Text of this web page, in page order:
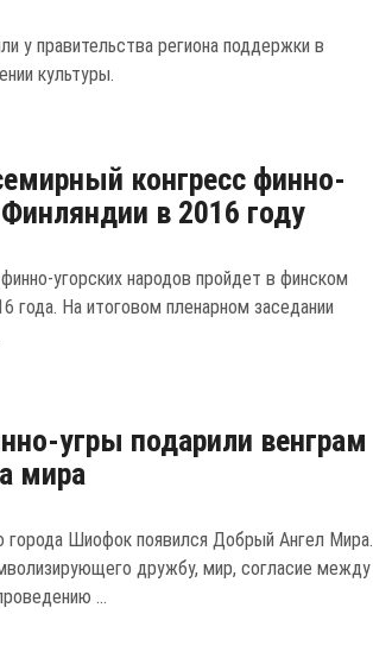
у правительства региона поддержки в
культуры.
конгресс финно-
в 2016 году
угорских народов пройдет в финском
года. На итоговом пленарном заседании
угры подарили венграм
мира
города Шиофок появился Добрый Ангел Мира.
дружбу, мир, согласие между
...